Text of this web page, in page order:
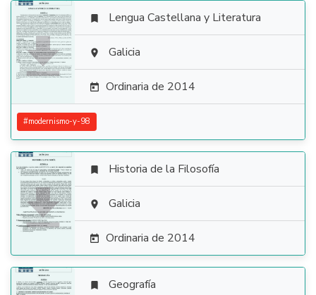

 Lengua Castellana y Literatura
 Galicia
 Ordinaria de 2014
#modernismo-y-98

 Historia de la Filosofía
 Galicia
 Ordinaria de 2014
 Geografía